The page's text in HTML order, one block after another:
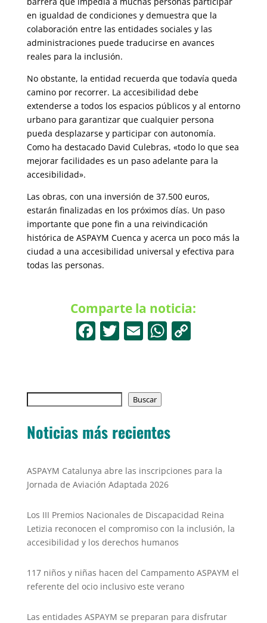
en igualdad de condiciones y demuestra que la
colaboración entre las entidades sociales y las
administraciones puede traducirse en avances
reales para la inclusión.
No obstante, la entidad recuerda que todavía queda
camino por recorrer. La accesibilidad debe
extenderse a todos los espacios públicos y al entorno
urbano para garantizar que cualquier persona
pueda desplazarse y participar con autonomía.
Como ha destacado David Culebras, «todo lo que sea
mejorar facilidades es un paso adelante para la
accesibilidad».
Las obras, con una inversión de 37.500 euros,
estarán finalizadas en los próximos días. Un paso
importante que pone fin a una reivindicación
histórica de ASPAYM Cuenca y acerca un poco más la
ciudad a una accesibilidad universal y efectiva para
todas las personas.
Comparte la noticia:
F
e
b
o
o
k
T
er
E
l
W
p
p
Buscar
Noticias más recientes
ASPAYM Catalunya abre las inscripciones para la
Jornada de Aviación Adaptada 2026
Los III Premios Nacionales de Discapacidad Reina
Letizia reconocen el compromiso con la inclusión, la
accesibilidad y los derechos humanos
117 niños y niñas hacen del Campamento ASPAYM el
referente del ocio inclusivo este verano
Las entidades ASPAYM se preparan para disfrutar